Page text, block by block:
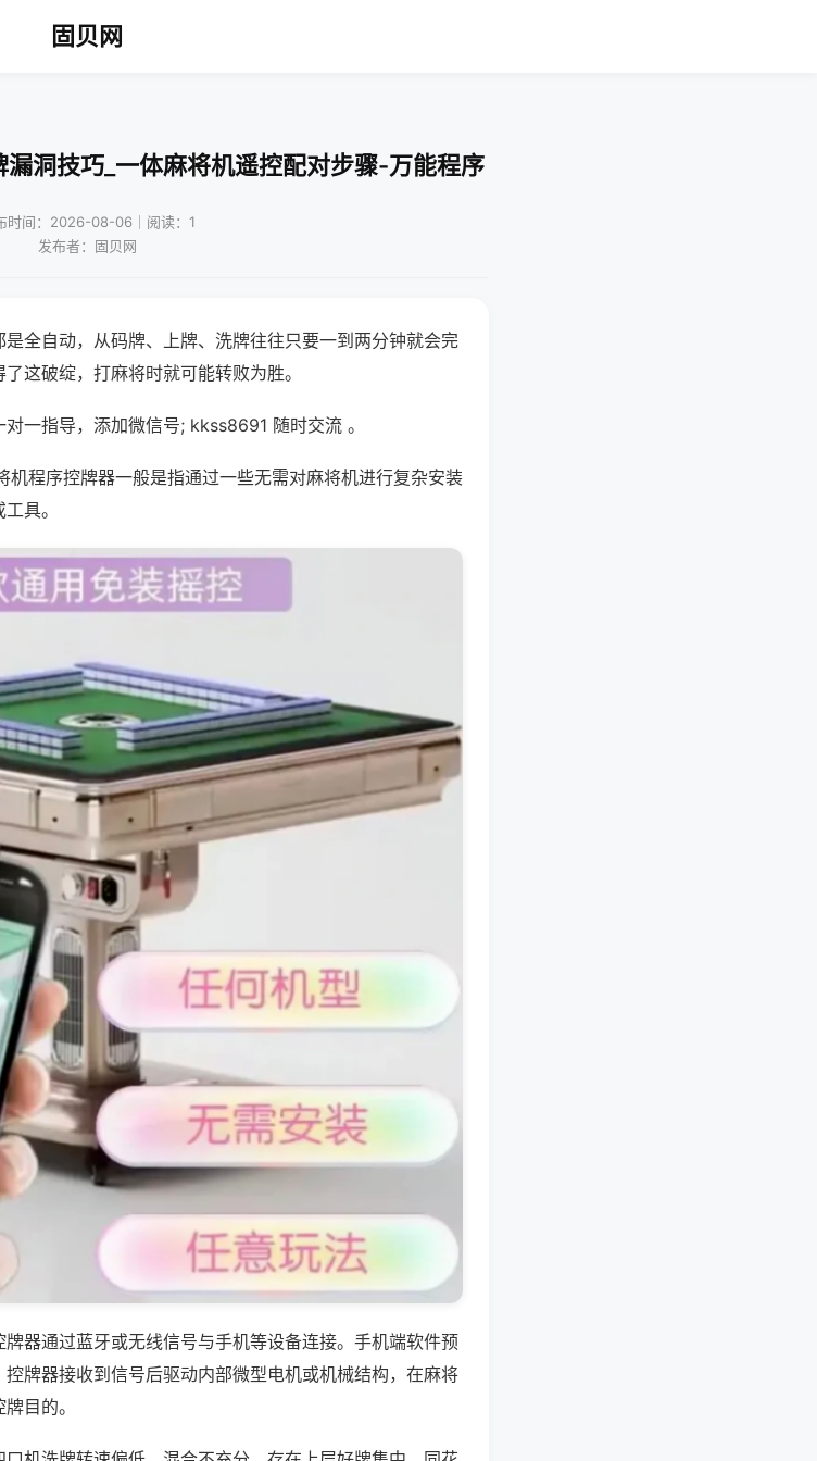
固贝网
洞技巧_一体麻将机遥控配对步骤-万能程序
时间：2026-08-06｜阅读：1
发布者：固贝网
全自动，从码牌、上牌、洗牌往往只要一到两分钟就会完
这破绽，打麻将时就可能转败为胜。
一指导，添加微信号; kkss8691 随时交流 。
机程序控牌器一般是指通过一些无需对麻将机进行复杂安装
具。
器通过蓝牙或无线信号与手机等设备连接。手机端软件预
牌器接收到信号后驱动内部微型电机或机械结构，在麻将
目的。